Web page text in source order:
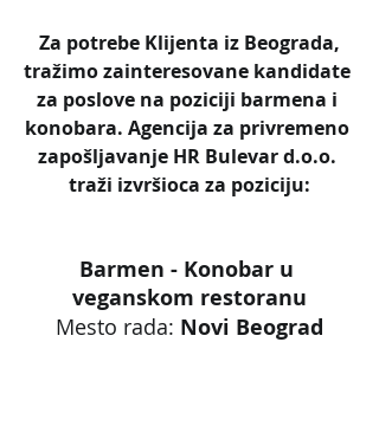
tražimo zainteresovane kandidate
za poslove na poziciji barmena i
konobara. Agencija za privremeno
zapošljavanje HR Bulevar d.o.o.
traži izvršioca za poziciju:
Barmen - Konobar u
veganskom restoranu
Mesto rada: Novi Beograd